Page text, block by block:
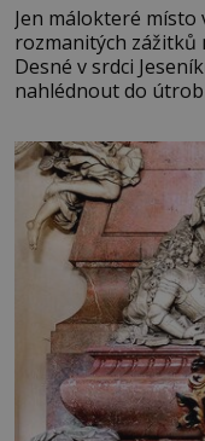
Jen málokteré
rozmanitých zážitků
Desné v srdci
nahlédnout do
se na koloběžce a
Velkých Losinách